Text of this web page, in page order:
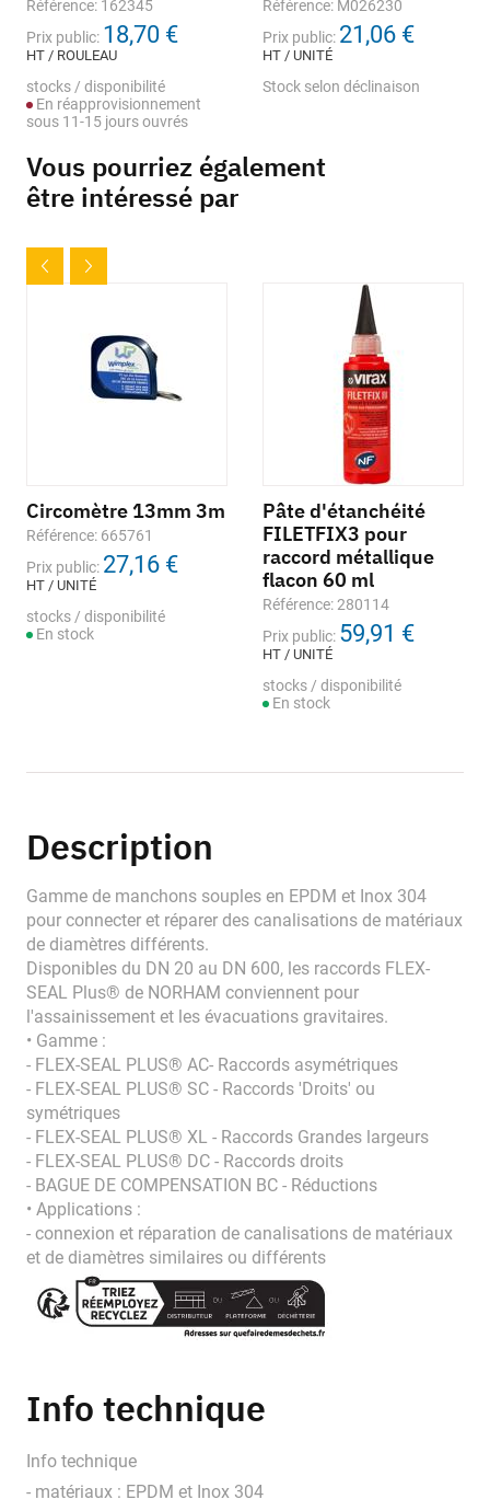
Référence: 162345
Prix public: 18,70 €
HT / ROULEAU
stocks / disponibilité
En réapprovisionnement
sous 11-15 jours ouvrés
Référence: M026230
Prix public: 21,06 €
HT / UNITÉ
Stock selon déclinaison
Vous pourriez également
être intéressé par
Circomètre 13mm 3m
Référence: 665761
Prix public: 27,16 €
HT / UNITÉ
stocks / disponibilité
En stock
Pâte d'étanchéité
FILETFIX3 pour
raccord métallique
flacon 60 ml
Référence: 280114
Prix public: 59,91 €
HT / UNITÉ
stocks / disponibilité
En stock
Description
Gamme de manchons souples en EPDM et Inox 304
pour connecter et réparer des canalisations de matériaux
de diamètres différents.
Disponibles du DN 20 au DN 600, les raccords FLEX-
SEAL Plus® de NORHAM conviennent pour
l'assainissement et les évacuations gravitaires.
• Gamme :
- FLEX-SEAL PLUS® AC- Raccords asymétriques
- FLEX-SEAL PLUS® SC - Raccords 'Droits' ou
symétriques
- FLEX-SEAL PLUS® XL - Raccords Grandes largeurs
- FLEX-SEAL PLUS® DC - Raccords droits
- BAGUE DE COMPENSATION BC - Réductions
• Applications :
- connexion et réparation de canalisations de matériaux
et de diamètres similaires ou différents
Info technique
Info technique
- matériaux : EPDM et Inox 304